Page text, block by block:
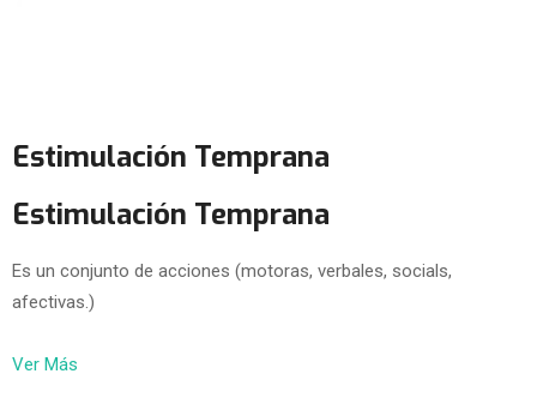
Estimulación Temprana
Estimulación Temprana
Es un conjunto de acciones (motoras, verbales, socials,
afectivas.)
Ver Más